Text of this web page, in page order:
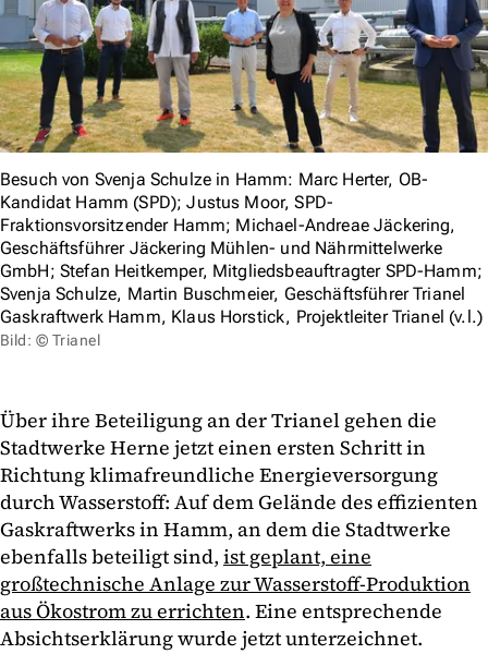
Besuch von Svenja Schulze in Hamm: Marc Herter, OB-
Kandidat Hamm (SPD); Justus Moor, SPD-
Fraktionsvorsitzender Hamm; Michael-Andreae Jäckering,
Geschäftsführer Jäckering Mühlen- und Nährmittelwerke
GmbH; Stefan Heitkemper, Mitgliedsbeauftragter SPD-Hamm;
Svenja Schulze, Martin Buschmeier, Geschäftsführer Trianel
Gaskraftwerk Hamm, Klaus Horstick, Projektleiter Trianel (v.l.)
Bild: © Trianel
Über ihre Beteiligung an der Trianel gehen die
Stadtwerke Herne jetzt einen ersten Schritt in
Richtung klimafreundliche Energieversorgung
durch Wasserstoff: Auf dem Gelände des effizienten
Gaskraftwerks in Hamm, an dem die Stadtwerke
ebenfalls beteiligt sind, ist geplant, eine
großtechnische Anlage zur Wasserstoff-Produktion
aus Ökostrom zu errichten. Eine entsprechende
Absichtserklärung wurde jetzt unterzeichnet.